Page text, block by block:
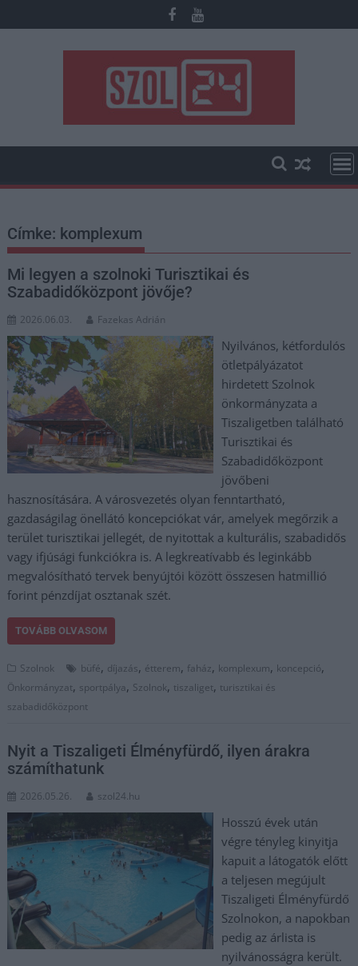
to
Címke: komplexum
Mi legyen a szolnoki Turisztikai és
Szabadidőközpont jövője?
2026.06.03. Fazekas Adrián
Nyilvános, kétfordulós
ötletpályázatot
hirdetett Szolnok
önkormányzata a
Tiszaligetben található
Turisztikai és
Szabadidőközpont
jövőbeni
hasznosítására. A városvezetés olyan fenntartható,
gazdaságilag önellátó koncepciókat vár, amelyek megőrzik a
terület turisztikai jellegét, de nyitottak a kulturális, szabadidős
vagy ifjúsági funkciókra is. A legkreatívabb és leginkább
megvalósítható tervek benyújtói között összesen hatmillió
forint pénzdíjat osztanak szét.
TOVÁBB OLVASOM
Szolnok büfé, díjazás, étterem, faház, komplexum, koncepció,
Önkormányzat, sportpálya, Szolnok, tiszaliget, turisztikai és
szabadidőközpont
Nyit a Tiszaligeti Élményfürdő, ilyen árakra
számíthatunk
2026.05.26. szol24.hu
Hosszú évek után
végre tényleg kinyitja
kapuit a látogatók előtt
a teljesen megújult
Tiszaligeti Élményfürdő
Szolnokon, a napokban
pedig az árlista is
nyilvánosságra került.